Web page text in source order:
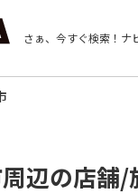
さぁ、今すぐ検索！ ナ
辺の店舗/